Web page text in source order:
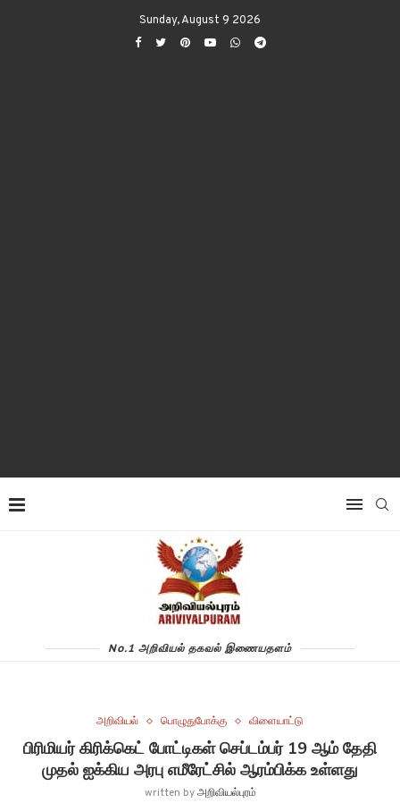
Sunday, August 9 2026
No.1 அறிவியல் தகவல் இணையதளம்
அறிவியல் பொழுதுபோக்கு விளையாட்டு
பிரிமியர் கிரிக்கெட் போட்டிகள் செப்டம்பர் 19 ஆம் தேதி
முதல் ஐக்கிய அரபு எமீரேட்சில் ஆரம்பிக்க உள்ளது
written byஅறிவியல்புரம்